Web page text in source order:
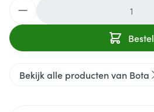
Bestel
Bekijk alle producten van Bota